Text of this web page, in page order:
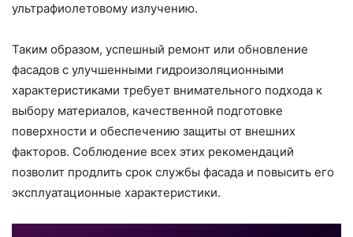
ультрафиолетовому излучению.
Таким образом, успешный ремонт или обновление
фасадов с улучшенными гидроизоляционными
характеристиками требует внимательного подхода к
выбору материалов, качественной подготовке
поверхности и обеспечению защиты от внешних
факторов. Соблюдение всех этих рекомендаций
позволит продлить срок службы фасада и повысить его
эксплуатационные характеристики.